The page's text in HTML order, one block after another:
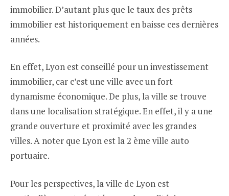
immobilier. D’autant plus que le taux des prêts
immobilier est historiquement en baisse ces dernières
années.
En effet, Lyon est conseillé pour un investissement
immobilier, car c’est une ville avec un fort
dynamisme économique. De plus, la ville se trouve
dans une localisation stratégique. En effet, il y a une
grande ouverture et proximité avec les grandes
villes. A noter que Lyon est la 2 ème ville auto
portuaire.
Pour les perspectives, la ville de Lyon est